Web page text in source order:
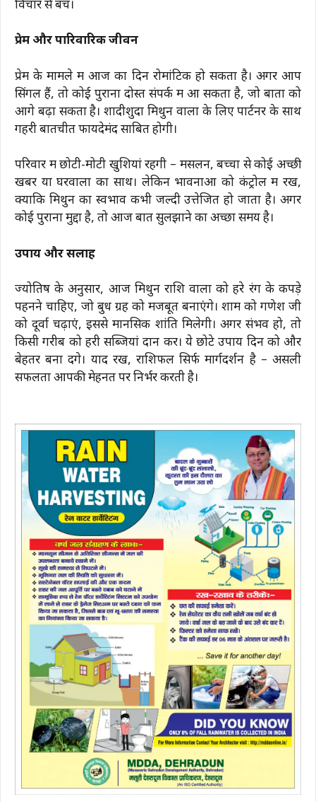
विचार से बचें।
प्रेम और पारिवारिक जीवन
प्रेम के मामले में आज का दिन रोमांटिक हो सकता है। अगर आप
सिंगल हैं, तो कोई पुराना दोस्त संपर्क में आ सकता है, जो बातों को
आगे बढ़ा सकता है। शादीशुदा मिथुन वालों के लिए पार्टनर के साथ
गहरी बातचीत फायदेमंद साबित होगी।
परिवार में छोटी-मोटी खुशियां रहेंगी – मसलन, बच्चों से कोई अच्छी
खबर या घरवालों का साथ। लेकिन भावनाओं को कंट्रोल में रखें,
क्योंकि मिथुन का स्वभाव कभी जल्दी उत्तेजित हो जाता है। अगर
कोई पुराना मुद्दा है, तो आज बात सुलझाने का अच्छा समय है।
उपाय और सलाह
ज्योतिष के अनुसार, आज मिथुन राशि वालों को हरे रंग के कपड़े
पहनने चाहिए, जो बुध ग्रह को मजबूत बनाएंगे। शाम को गणेश जी
को दूर्वा चढ़ाएं, इससे मानसिक शांति मिलेगी। अगर संभव हो, तो
किसी गरीब को हरी सब्जियां दान करें। ये छोटे उपाय दिन को और
बेहतर बना देंगे। याद रखें, राशिफल सिर्फ मार्गदर्शन है – असली
सफलता आपकी मेहनत पर निर्भर करती है।